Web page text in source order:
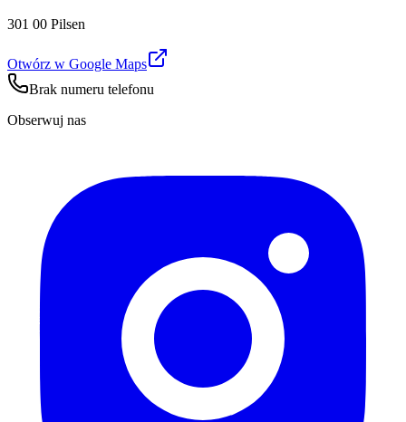
301 00 Pilsen
Otwórz w Google Maps
Brak numeru telefonu
Obserwuj nas